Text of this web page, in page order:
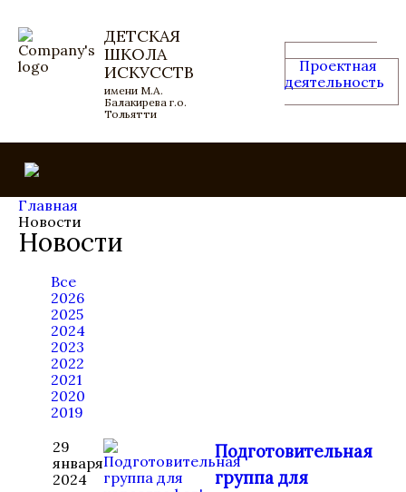
ДЕТСКАЯ
ШКОЛА
ИСКУССТВ
имени М.А.
Балакирева г.о.
Тольятти
Проектная
деятельность
Главная
Новости
Новости
Все
2026
2025
2024
2023
2022
2021
2020
2019
29
января
2024
Подготовительная
группа для